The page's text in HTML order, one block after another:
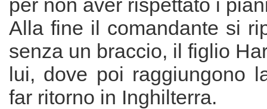
per non aver rispettato i
Alla fine il comandante si
senza un braccio, il figlio
lui, dove poi raggiungono
far ritorno in Inghilterra.